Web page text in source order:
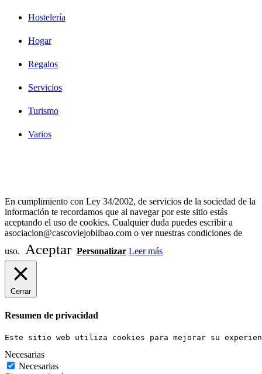
Hostelería
Hogar
Regalos
Servicios
Turismo
Varios
En cumplimiento con Ley 34/2002, de servicios de la sociedad de la
información te recordamos que al navegar por este sitio estás
aceptando el uso de cookies. Cualquier duda puedes escribir a
asociacion@cascoviejobilbao.com o ver nuestras condiciones de
uso.
Aceptar Personalizar Leer más
Cerrar
Resumen de privacidad
Este sitio web utiliza cookies para mejorar su
Necesarias
Necesarias